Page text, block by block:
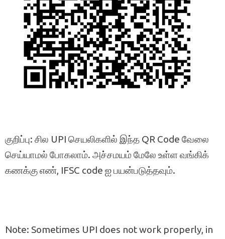
குறிப்பு: சில UPI செயலிகளில் இந்த QR Code வேலை
செய்யாமல் போகலாம். அச்சமயம் மேலே உள்ள வங்கிக்
கணக்கு எண், IFSC code ஐ பயன்படுத்தவும்.
Note: Sometimes UPI does not work properly, in